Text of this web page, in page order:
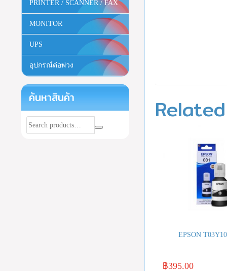
EPSON
฿395.00
PRINTER / SCANNER / FAX
MONITOR
UPS
อุปกรณ์ต่อพ่วง
ค้นหาสินค้า